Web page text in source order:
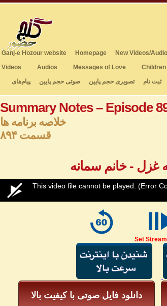
Ganj-e Hozour website Homepage New Videos/
Videos
Audios Messages of Love
ثبت نام تصویری حجم پایین صوتی حجم پایین
پیام‌های
Summary Notes – Episode
خلاصه برنامه ها
قسمت ۸۹۴
غزل - خانم سمانه
seconds
This video file cannot be played. (Error
Set
دانلود فایل صوتی با کیفیت بالا